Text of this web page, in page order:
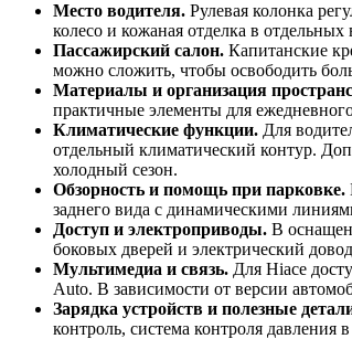
Место водителя. Рулевая колонка
колесо и кожаная отделка в
Пассажирский салон. Капитанские
можно сложить, чтобы освободить
Материалы и организация
практичные элементы для
Климатические функции. Для
отдельный климатический контур.
холодный сезон.
Обзорность и помощь при парковке.
заднего вида с динамическими
Доступ и электроприводы. В
боковых дверей и электрический
Мультимедиа и связь. Для Hiace
Auto. В зависимости от версии
Зарядка устройств и полезные
контроль, система контроля